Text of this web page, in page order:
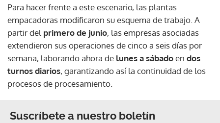
Para hacer frente a este escenario, las plantas
empacadoras modificaron su esquema de trabajo. A
partir del primero de junio, las empresas asociadas
extendieron sus operaciones de cinco a seis días por
semana, laborando ahora de lunes a sábadoen dos
turnos diarios, garantizando así la continuidad de los
procesos de procesamiento.
Suscríbete a nuestro boletín